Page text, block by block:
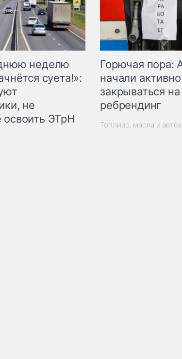
неделю
суета!»:
не
освоить ЭТрН
Горючая пора:
начали активно
закрываться
ребрендинг
Топливо, масла и